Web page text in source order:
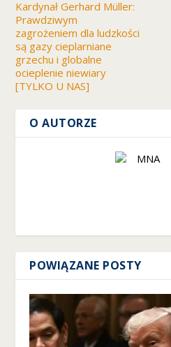
Kardynał Gerhard Müller:
Prawdziwym
zagrożeniem dla ludzkości
są gazy cieplarniane
grzechu i globalne
ocieplenie niewiary
[TYLKO U NAS]
O AUTORZE
POWIĄZANE POSTY